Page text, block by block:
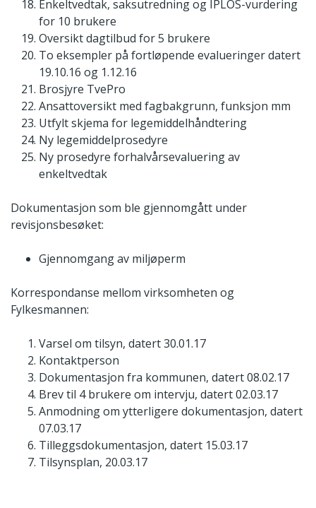
Enkeltvedtak, saksutredning og IPLOS-vurdering
for 10 brukere
Oversikt dagtilbud for 5 brukere
To eksempler på fortløpende evalueringer datert
19.10.16 og 1.12.16
Brosjyre TvePro
Ansattoversikt med fagbakgrunn, funksjon mm
Utfylt skjema for legemiddelhåndtering
Ny legemiddelprosedyre
Ny prosedyre forhalvårsevaluering av
enkeltvedtak
Dokumentasjon som ble gjennomgått under
revisjonsbesøket:
Gjennomgang av miljøperm
Korrespondanse mellom virksomheten og
Fylkesmannen:
Varsel om tilsyn, datert 30.01.17
Kontaktperson
Dokumentasjon fra kommunen, datert 08.02.17
Brev til 4 brukere om intervju, datert 02.03.17
Anmodning om ytterligere dokumentasjon, datert
07.03.17
Tilleggsdokumentasjon, datert 15.03.17
Tilsynsplan, 20.03.17